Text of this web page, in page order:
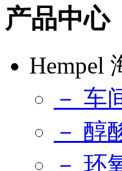
产品中心
Hempel
－ 车
－ 醇
－ 环